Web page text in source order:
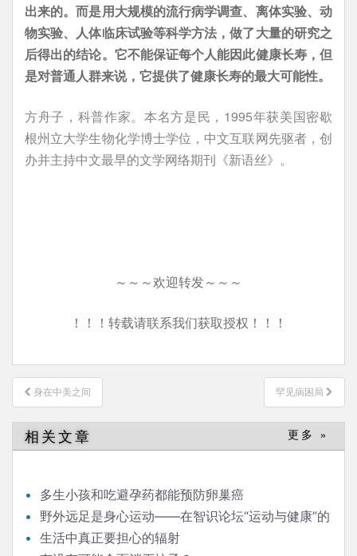
出来的。而是用大规模的流行病学调查、离体实验、动
物实验、人体临床试验等科学方法，做了大量的研究之
后得出的结论。它不能保证每个人能因此健康长寿，但
是对普通人群来说，它提供了健康长寿的最大可能性。
方舟子，科普作家。本名方是民，1995年获美国密歇
根州立大学生物化学博士学位，中文互联网先驱者，创
办并主持中文最早的文学网络期刊《新语丝》。
～～～欢迎转发～～～
！！！转载请联系我们获取授权！！！
文
章
导
航
身在中美之间 罕见病困局
相关文章 更多 »
多生小孩和吃避孕药都能预防卵巢癌
野外远足是身心运动——在智识论坛“运动与健康”的
发言生活中真正要担心的辐射